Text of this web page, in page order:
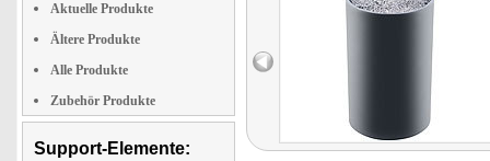
Aktuelle Produkte
Ältere Produkte
Alle Produkte
Zubehör Produkte
Support-Elemente: